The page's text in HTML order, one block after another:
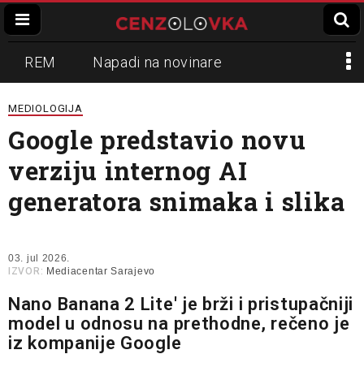
REM Napadi na novinare
Zvučni top
Propaganda Lokalni mediji
Informer Slavko Ćuruvija
MEDIOLOGIJA
Google predstavio novu
verziju internog AI
generatora snimaka i slika
03. jul 2026.
IZVOR: Mediacentar Sarajevo
Nano Banana 2 Lite' je brži i pristupačniji
model u odnosu na prethodne, rečeno je
iz kompanije Google